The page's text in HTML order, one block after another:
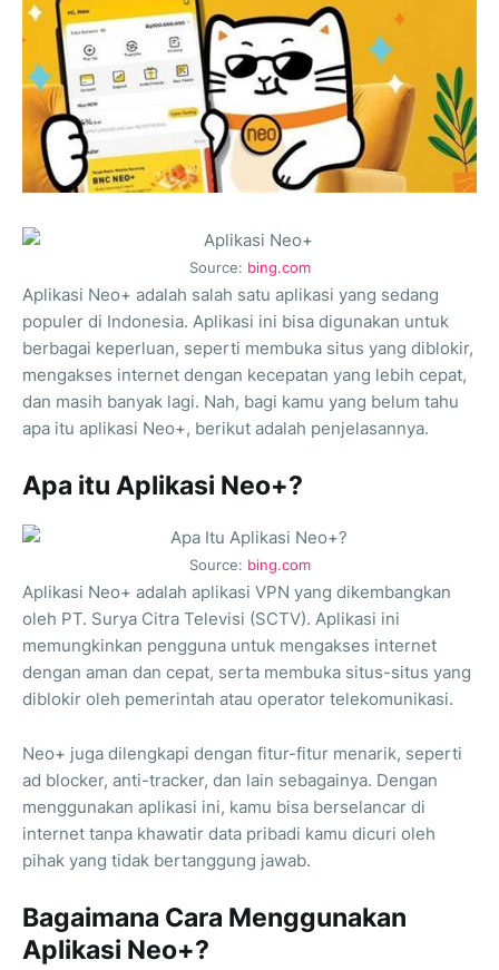
Source: bing.com
Aplikasi Neo+ adalah salah satu aplikasi yang sedang
populer di Indonesia. Aplikasi ini bisa digunakan untuk
berbagai keperluan, seperti membuka situs yang diblokir,
mengakses internet dengan kecepatan yang lebih cepat,
dan masih banyak lagi. Nah, bagi kamu yang belum tahu
apa itu aplikasi Neo+, berikut adalah penjelasannya.
Apa itu Aplikasi Neo+?
Source: bing.com
Aplikasi Neo+ adalah aplikasi VPN yang dikembangkan
oleh PT. Surya Citra Televisi (SCTV). Aplikasi ini
memungkinkan pengguna untuk mengakses internet
dengan aman dan cepat, serta membuka situs-situs yang
diblokir oleh pemerintah atau operator telekomunikasi.
Neo+ juga dilengkapi dengan fitur-fitur menarik, seperti
ad blocker, anti-tracker, dan lain sebagainya. Dengan
menggunakan aplikasi ini, kamu bisa berselancar di
internet tanpa khawatir data pribadi kamu dicuri oleh
pihak yang tidak bertanggung jawab.
Bagaimana Cara Menggunakan
Aplikasi Neo+?